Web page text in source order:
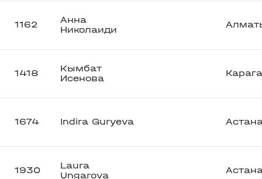
1162
Анна
Николаиди
1418
Кымбат
Исенова
1674 Indira Guryeva
1930
Laura
Ungarova